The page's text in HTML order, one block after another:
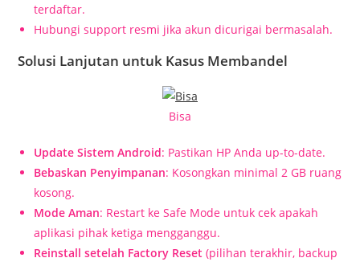
terdaftar.
Hubungi support resmi jika akun dicurigai bermasalah.
Solusi Lanjutan untuk Kasus Membandel
Bisa
Update Sistem Android: Pastikan HP Anda up-to-date.
Bebaskan Penyimpanan: Kosongkan minimal 2 GB ruang
kosong.
Mode Aman: Restart ke Safe Mode untuk cek apakah
aplikasi pihak ketiga mengganggu.
Reinstall setelah Factory Reset (pilihan terakhir, backup